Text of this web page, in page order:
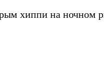
хиппи на ночном